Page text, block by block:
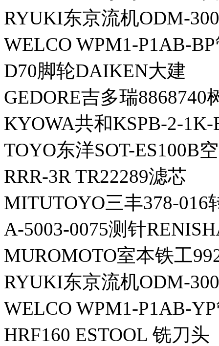
RYUKI东京流机ODM-
WELCO WPM1-P1AB-
D70脚轮DAIKEN大建
GEDORE吉多瑞8868740
KYOWA共和KSPB-2-
TOYO东洋SOT-ES100B
RRR-3R TR22289滤芯
MITUTOYO三丰378-016
A-5003-0075测针
MUROMOTO室本铁工
RYUKI东京流机ODM-
WELCO WPM1-P1AB-
HRF160 ESTOOL 铣刀头